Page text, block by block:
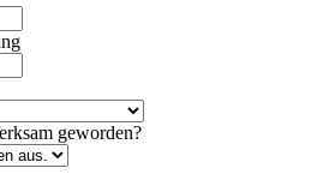
geworden?